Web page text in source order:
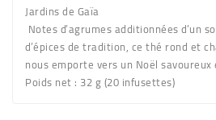
Jardins de Gaïa
Notes d’agrumes additionnées d’un
d’épices de tradition, ce thé rond et
nous emporte vers un Noël
Poids net : 32 g (20 infusettes)